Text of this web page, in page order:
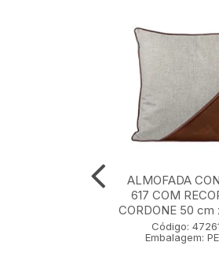
ALMOFADA
617 COM
CORDONE 50 cm
Código:
Embalagem: